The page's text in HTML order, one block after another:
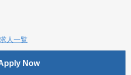
人一覧
Now